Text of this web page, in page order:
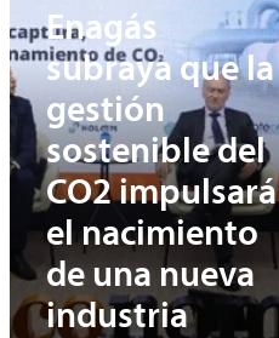
Enagás
subraya que la
gestión
sostenible del
CO2 impulsará
el nacimiento
de una nueva
industria